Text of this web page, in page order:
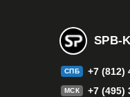
SPB-
СПБ +7 (812)
МСК +7 (495)